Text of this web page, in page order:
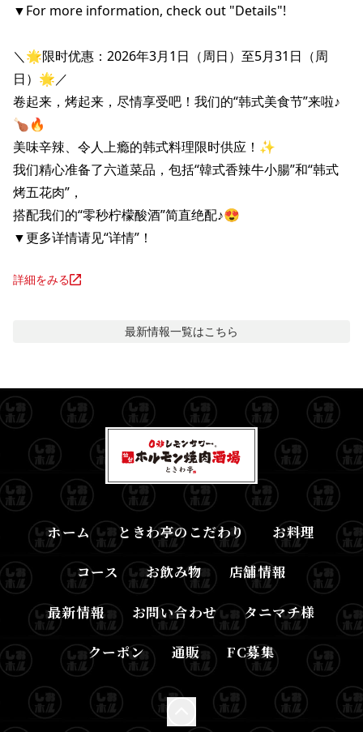
▼For more information, check out "Details"!
＼🌟限时优惠：2026年3月1日（周日）至5月31日（周
日）🌟／
卷起来，烤起来，尽情享受吧！我们的“韩式美食节”来啦♪
🍗🔥
美味辛辣、令人上瘾的韩式料理限时供应！✨
我们精心准备了六道菜品，包括“韓式香辣牛小腸”和“韩式
烤五花肉”，
搭配我们的“零秒柠檬酸酒”简直绝配♪😍
▼更多详情请见“详情”！
詳細をみる
最新情報一覧はこちら
ホーム ときわ亭のこだわり お料理
コース お飲み物 店舗情報
最新情報 お問い合わせ タニマチ様
クーポン 通販 FC募集